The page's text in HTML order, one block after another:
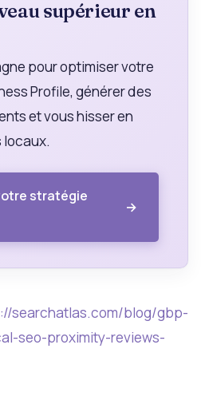
supérieur en
pour optimiser votre
Profile, générer des
et vous hisser en
stratégie
searchatlas.com/blog/gbp-
seo-proximity-reviews-